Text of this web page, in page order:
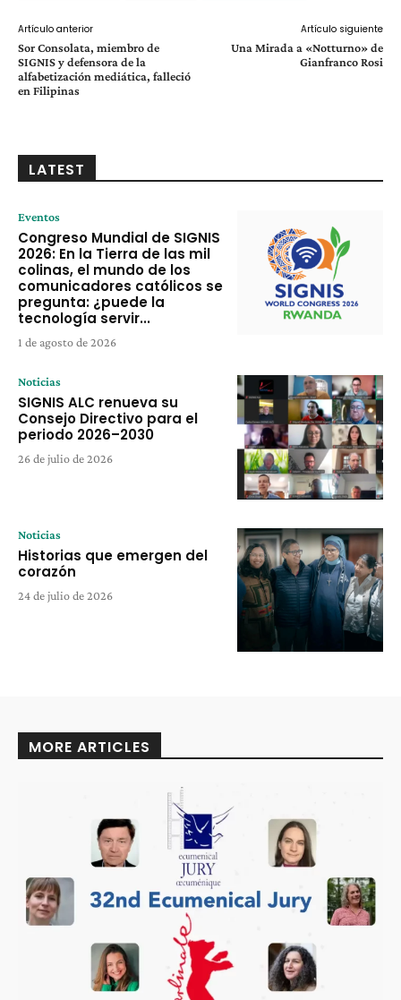
Artículo anterior
Sor Consolata, miembro de
SIGNIS y defensora de la
alfabetización mediática, falleció
en Filipinas
Artículo siguiente
Una Mirada a «Notturno» de
Gianfranco Rosi
LATEST
Eventos
Congreso Mundial de SIGNIS
2026: En la Tierra de las mil
colinas, el mundo de los
comunicadores católicos se
pregunta: ¿puede la
tecnología servir...
1 de agosto de 2026
Noticias
SIGNIS ALC renueva su
Consejo Directivo para el
periodo 2026–2030
26 de julio de 2026
Noticias
Historias que emergen del
corazón
24 de julio de 2026
MORE ARTICLES